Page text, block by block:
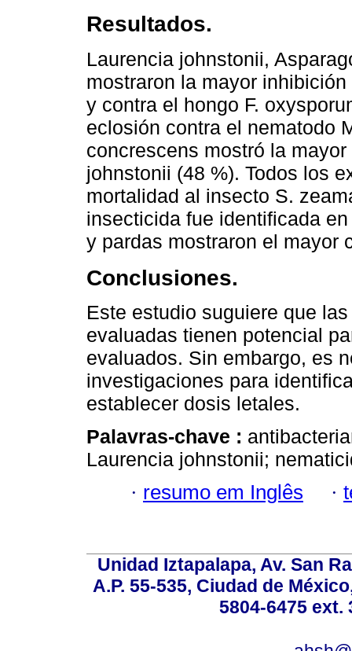
Resultados.
Laurencia johnstonii,
mostraron la mayor
y contra el hongo F.
eclosión contra el nematodo
concrescens mostró la
johnstonii (48 %). Todos los
mortalidad al insecto S.
insecticida fue identificada
y pardas mostraron el mayor
Conclusiones.
Este estudio suguiere que
evaluadas tienen potencial
evaluados. Sin embargo, es
investigaciones para
establecer dosis letales.
Palavras-chave :
Laurencia johnstonii;
· resumo em Inglês ·
Unidad Iztapalapa, Av. San
A.P. 55-535, Ciudad de
5804-6475 ext.